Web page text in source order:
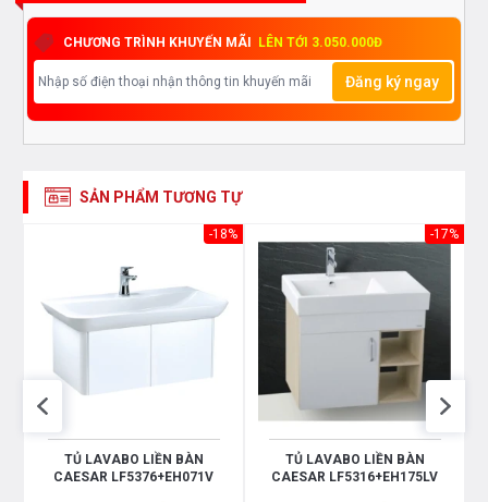
CHƯƠNG TRÌNH KHUYẾN MÃI LÊN TỚI 3.050.000Đ
Đăng ký ngay
SẢN PHẨM TƯƠNG TỰ
-18%
TỦ LAVABO LIỀN BÀN
CAESAR LF5376+EH071V
-17%
TỦ LAVABO LIỀN BÀN
CAESAR LF5316+EH175LV